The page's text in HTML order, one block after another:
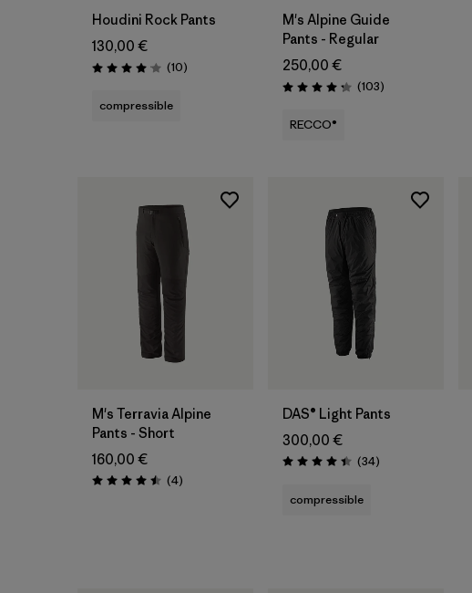
Houdini Rock Pants
130,00 €
Évaluation: 4.1 / 5
(10Avis
)
compressible
M's Alpine Guide
Pants - Regular
250,00 €
Évaluation: 4.2 / 5
(103Avis
)
RECCO®
M's Terravia Alpine
Pants - Short
160,00 €
Évaluation: 4.5 / 5
(4Avis
)
DAS® Light Pants
300,00 €
Évaluation: 4.4 / 5
(34Avis
)
compressible